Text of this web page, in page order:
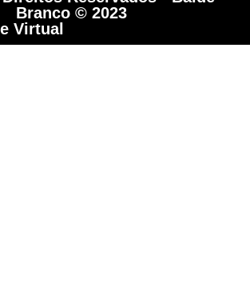
Branco © 2023
Virtual